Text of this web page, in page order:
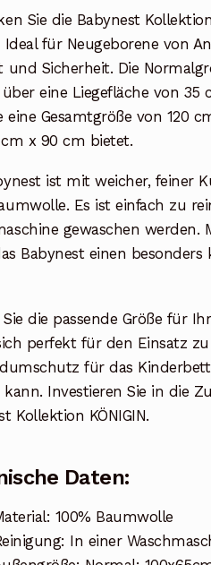
Sie die Babynest
Ideal für Neugeborene von
und Sicherheit. Die
eine Liegefläche von 35
eine Gesamtgröße von 120
x 90 cm bietet.
ist mit weicher, feiner
Es ist einfach zu
gewaschen werden.
Babynest einen
die passende Größe für
perfekt für den Einsatz zu
für das
Investieren Sie in die
Kollektion KÖNIGIN.
Daten:
100% Baumwolle
In einer